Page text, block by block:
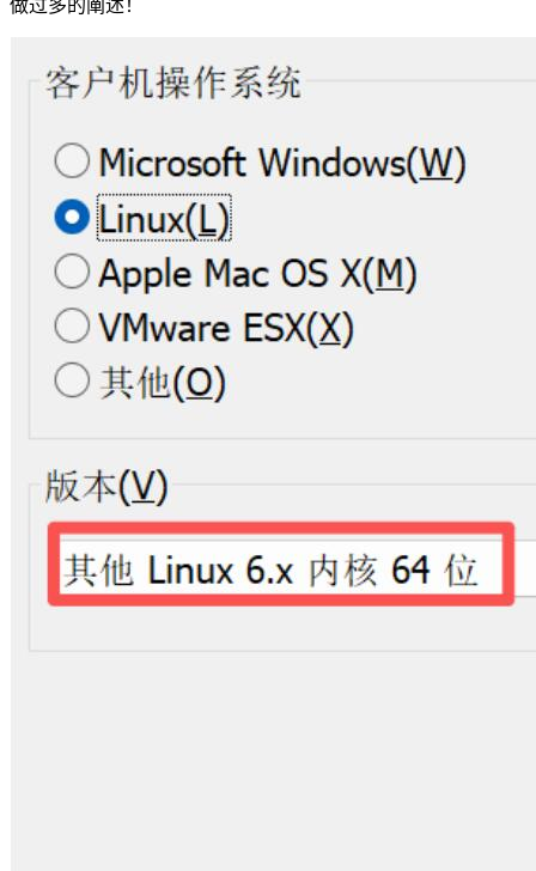
做过多的阐述！